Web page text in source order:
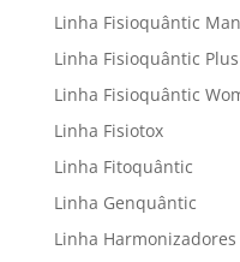
Linha Fisioquântic Man
Linha Fisioquântic Plus
Linha Fisioquântic
Linha Fisiotox
Linha Fitoquântic
Linha Genquântic
Linha Harmonizadores